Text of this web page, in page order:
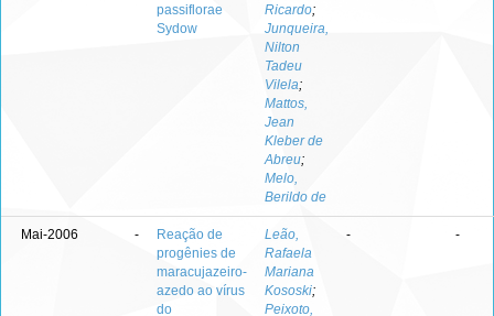
passiflorae
Sydow
Ricardo;
Junqueira,
Nilton
Tadeu
Vilela;
Mattos,
Jean
Kleber de
Abreu;
Melo,
Berildo de
Mai-2006 -
Reação de
progênies de
maracujazeiro-
azedo ao vírus
do
Leão,
Rafaela
Mariana
Kososki;
Peixoto,
- -